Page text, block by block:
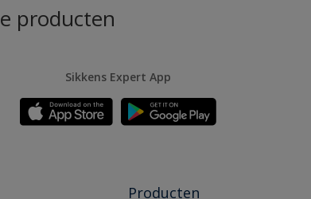
producten
Sikkens Expert App
Producten